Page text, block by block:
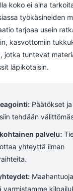
koko ei aina
työkäsineiden
tarjoaa usein
kasvottomiin
jotka tuntevat
läpikotaisin.
Päätökset
tehdään
palvelu:
yhteyttä ilman
varmistamme